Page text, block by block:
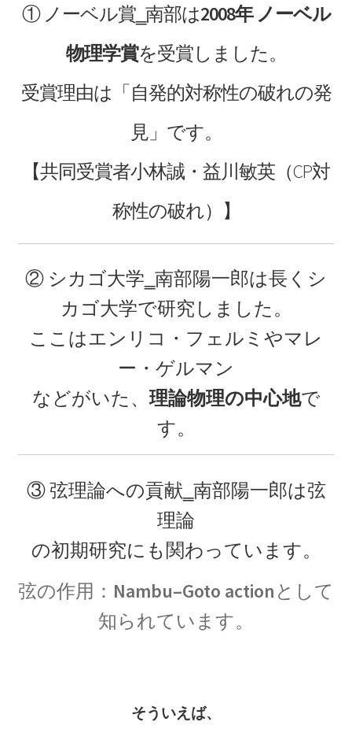
【熱と仕事の変換｜エネルギーの概念の確立に
貢献】
J・チャドウィック
K・シュヴァルツシルト
‗【相対性理論から 重力場を記述したドイツ人｜シュヴァルツシルト
半径】
L・オイラー
【失明して単眼の巨人（サイクロプス）と呼ば
れた｜自然対数を定式化】
P・V・ミュッセンブルーク
【ライデン瓶を発明し静電気の基礎を確立】
【Peter Williston Shor, 1959/8/14-量子暗号を揺る
① ノーベル賞‗ 南部は2008年 ノーベル
物理学賞を受賞しました。
受賞理由は 「自発的対称性の破れの発
見」 です。
【共同受賞者小林誠・ 益川敏英 （CP対
称性の破れ）】
② シカゴ大学‗ 南部陽一郎は長く シ
カゴ大学で研究しました。
ここはエンリコ・フェルミやマレ
ー・ゲルマン
などがいた、 理論物理の中心地で
す。
③ 弦理論への貢献‗ 南部陽一郎は弦
理論
の初期研究にも関わっています。
弦の作用： Nambu–Goto actionとして
知られています。
そういえば、